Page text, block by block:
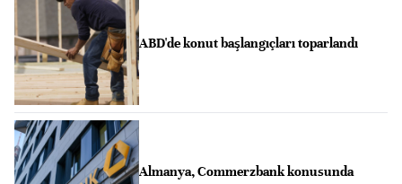
ABD'de konut başlangıçları toparlandı
Almanya, Commerzbank konusunda